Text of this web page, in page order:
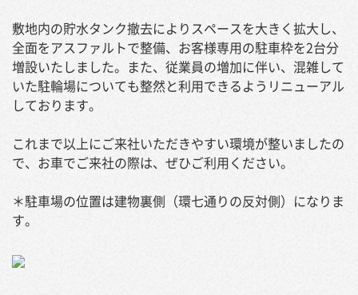
敷地内の貯水タンク撤去によりスペースを大きく拡大し、
全面をアスファルトで整備、お客様専用の駐車枠を2台分
増設いたしました。また、従業員の増加に伴い、混雑して
いた駐輪場についても整然と利用できるようリニューアル
しております。
これまで以上にご来社いただきやすい環境が整いましたの
で、お車でご来社の際は、ぜひご利用ください。
＊駐車場の位置は建物裏側（環七通りの反対側）になりま
す。